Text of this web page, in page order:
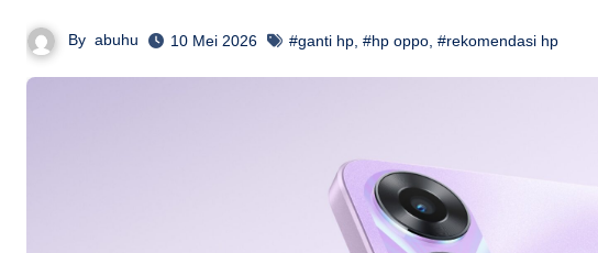
By abuhu 10 Mei 2026 #ganti hp #hp oppo #rekomendasi hp